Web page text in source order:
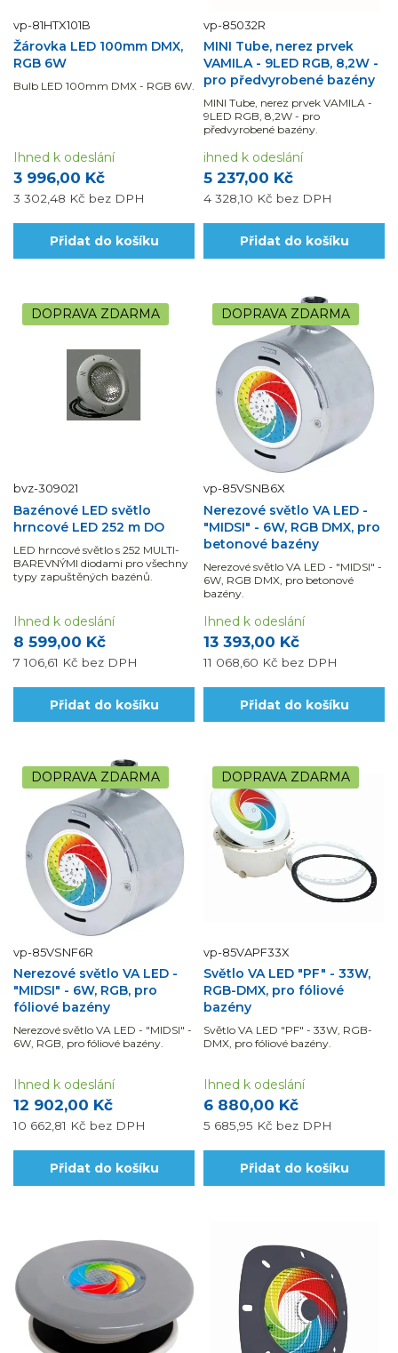
vp-81HTX101B
Žárovka LED 100mm DMX,
RGB 6W
Bulb LED 100mm DMX - RGB 6W.
3 996,00 Kč
3 302,48 Kč bez DPH
Ihned k odeslání
Přidat do košíku
vp-85032R
MINI Tube, nerez prvek
VAMILA - 9LED RGB, 8,2W -
pro předvyrobené bazény
MINI Tube, nerez prvek VAMILA -
9LED RGB, 8,2W - pro
předvyrobené bazény.
5 237,00 Kč
4 328,10 Kč bez DPH
ihned k odeslání
Přidat do košíku
DOPRAVA ZDARMA
bvz-309021
Bazénové LED světlo
hrncové LED 252 m DO
LED hrncové světlo s 252 MULTI-
BAREVNÝMI diodami pro všechny
typy zapuštěných bazénů.
8 599,00 Kč
7 106,61 Kč bez DPH
Ihned k odeslání
Přidat do košíku
DOPRAVA ZDARMA
vp-85VSNB6X
Nerezové světlo VA LED -
"MIDSI" - 6W, RGB DMX, pro
betonové bazény
Nerezové světlo VA LED - "MIDSI" -
6W, RGB DMX, pro betonové
bazény.
13 393,00 Kč
11 068,60 Kč bez DPH
Ihned k odeslání
Přidat do košíku
DOPRAVA ZDARMA
vp-85VSNF6R
Nerezové světlo VA LED -
"MIDSI" - 6W, RGB, pro
fóliové bazény
Nerezové světlo VA LED - "MIDSI" -
6W, RGB, pro fóliové bazény.
12 902,00 Kč
10 662,81 Kč bez DPH
Ihned k odeslání
Přidat do košíku
DOPRAVA ZDARMA
vp-85VAPF33X
Světlo VA LED "PF" - 33W,
RGB-DMX, pro fóliové
bazény
Světlo VA LED "PF" - 33W, RGB-
DMX, pro fóliové bazény.
6 880,00 Kč
5 685,95 Kč bez DPH
Ihned k odeslání
Přidat do košíku